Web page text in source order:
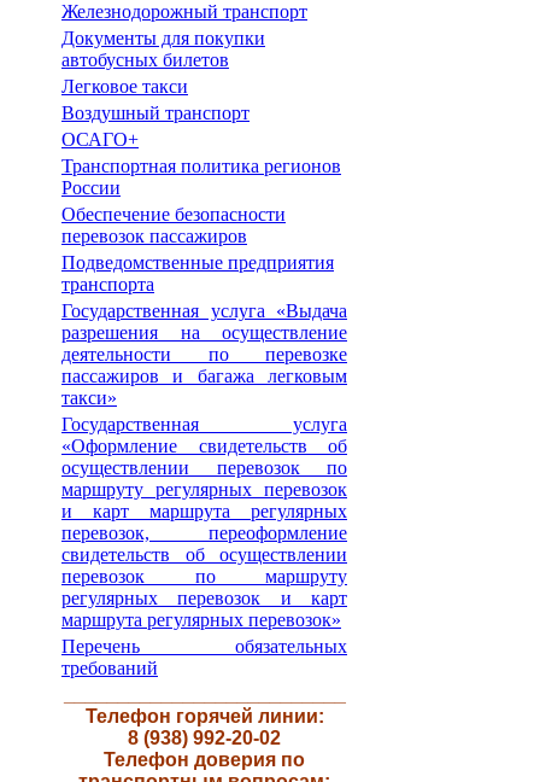
Железнодорожный транспорт
Документы для покупки
автобусных билетов
Легковое такси
Воздушный транспорт
ОСАГО+
Транспортная политика регионов
России
Обеспечение безопасности
перевозок пассажиров
Подведомственные предприятия
транспорта
Государственная услуга «Выдача
разрешения на осуществление
деятельности по перевозке
пассажиров и багажа легковым
такси»
Государственная услуга
«Оформление свидетельств об
осуществлении перевозок по
маршруту регулярных перевозок
и карт маршрута регулярных
перевозок, переоформление
свидетельств об осуществлении
перевозок по маршруту
регулярных перевозок и карт
маршрута регулярных перевозок»
Перечень обязательных
требований
Телефон горячей линии:
8 (938) 992-20-02
Телефон доверия по